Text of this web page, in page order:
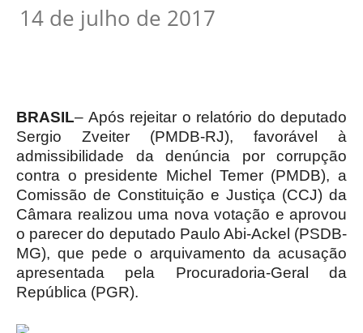
14 de julho de 2017
BRASIL– Após rejeitar o relatório do deputado
Sergio Zveiter (PMDB-RJ), favorável à
admissibilidade da denúncia por corrupção
contra o presidente Michel Temer (PMDB), a
Comissão de Constituição e Justiça (CCJ) da
Câmara realizou uma nova votação e aprovou
o parecer do deputado Paulo Abi-Ackel (PSDB-
MG), que pede o arquivamento da acusação
apresentada pela Procuradoria-Geral da
República (PGR).